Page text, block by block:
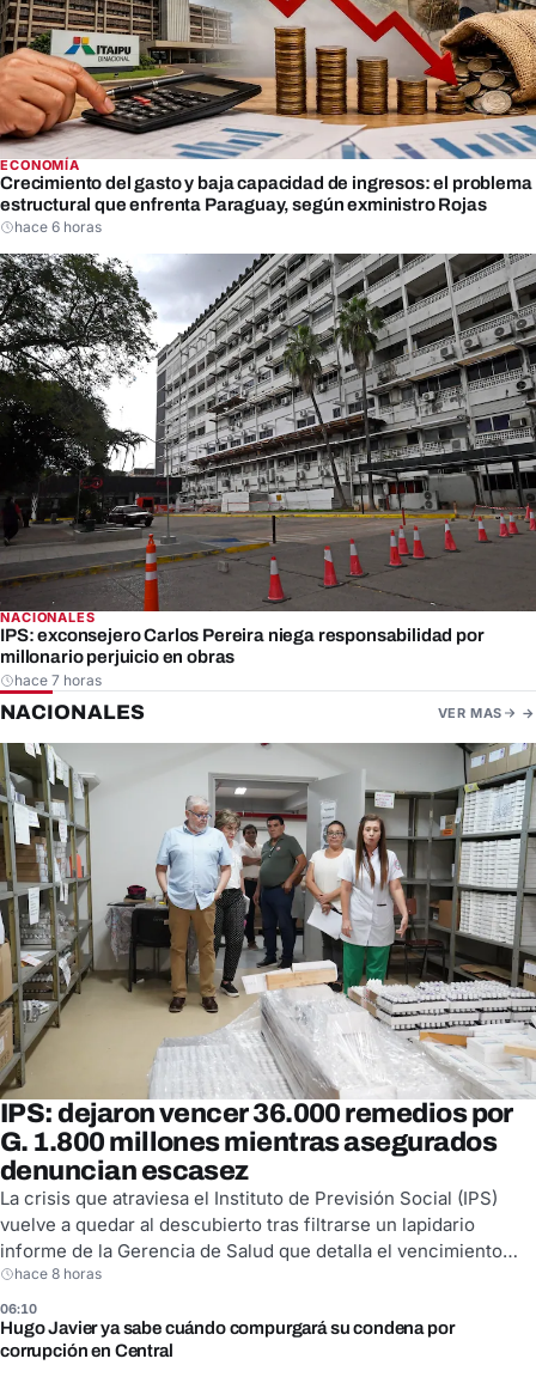
ECONOMÍA
Crecimiento del gasto y baja capacidad de ingresos: el problema
estructural que enfrenta Paraguay, según exministro Rojas
hace 6 horas
NACIONALES
IPS: exconsejero Carlos Pereira niega responsabilidad por
millonario perjuicio en obras
hace 7 horas
NACIONALES VER MAS
IPS: dejaron vencer 36.000 remedios por
G. 1.800 millones mientras asegurados
denuncian escasez
La crisis que atraviesa el Instituto de Previsión Social (IPS)
vuelve a quedar al descubierto tras filtrarse un lapidario
informe de la Gerencia de Salud que detalla el vencimiento
masivo de medicamentos críticos. Los documentos a los que
accedió ABC Color confirman una práctica sistemática durante
los años 2023, 2024 y 2025. En ese periodo,…
hace 8 horas
06:10
Hugo Javier ya sabe cuándo compurgará su condena por
corrupción en Central